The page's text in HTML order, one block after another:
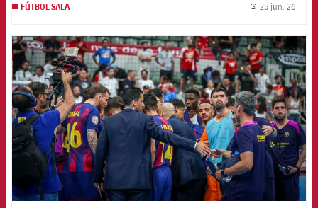
FÚTBOL SALA 25 jun. 26
FCB Barcelona badge